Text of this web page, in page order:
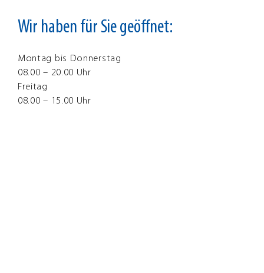
Wir haben für Sie geöffnet:
Montag bis Donnerstag
08.00 – 20.00 Uhr
Freitag
08.00 – 15.00 Uhr